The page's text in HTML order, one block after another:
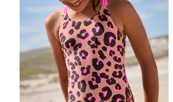
New In
Boots
Half Sizes
Slippers
Trainers
Wellies
Wide Fit
Shoes
All Underwear
Nighties
Pyjamas